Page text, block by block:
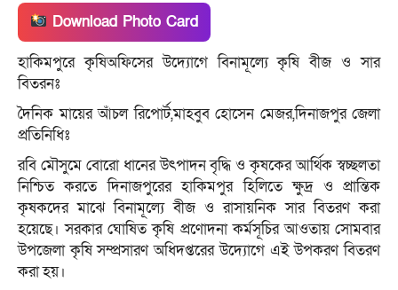
Download Photo Card
হাকিমপুরে কৃষিঅফিসের উদ্যোগে বিনামূল্যে কৃষি বীজ ও সার
বিতরনঃ
দৈনিক মায়ের আঁচল রিপোর্ট,মাহবুব হোসেন মেজর,দিনাজপুর জেলা
প্রতিনিধিঃ
রবি মৌসুমে বোরো ধানের উৎপাদন বৃদ্ধি ও কৃষকের আর্থিক স্বচ্ছলতা
নিশ্চিত করতে দিনাজপুরের হাকিমপুর হিলিতে ক্ষুদ্র ও প্রান্তিক
কৃষকদের মাঝে বিনামূল্যে বীজ ও রাসায়নিক সার বিতরণ করা
হয়েছে। সরকার ঘোষিত কৃষি প্রণোদনা কর্মসূচির আওতায় সোমবার
উপজেলা কৃষি সম্প্রসারণ অধিদপ্তরের উদ্যোগে এই উপকরণ বিতরণ
করা হয়।